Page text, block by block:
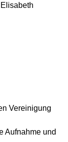
Vereinigung
Aufnahme und